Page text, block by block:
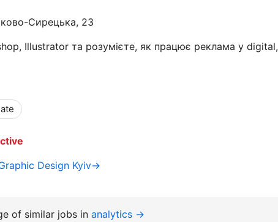
Сирецька, 23
Illustrator та розумієте, як працює реклама у digital,
Design Kyiv→
of similar jobs in analytics →